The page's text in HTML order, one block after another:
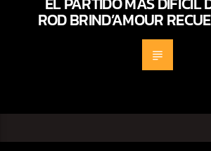
ROD BRIND’AMOUR